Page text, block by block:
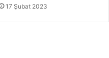
17 Şubat 2023